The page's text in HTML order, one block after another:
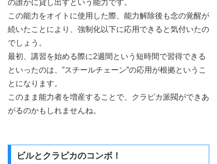
の誰かに貸し出すという能力です。
この能力をオイトに使用した際、能力解除後も念の覚醒が
続いたことにより、強制化以下に応用できると気付いたの
でしょう。
最初、講習を始める際に2週間という短時間で習得できる
といったのは、”スチールチェーン”の応用が根拠というこ
とになります。
このまま能力者を増産することで、クラピカ派閥ができあ
がるのかもしれませんね。
ビルとクラピカのコンボ！